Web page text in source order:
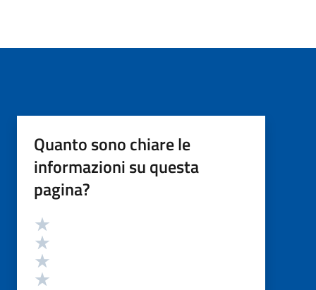
Quanto sono chiare le
informazioni su questa
pagina?
Valutazione